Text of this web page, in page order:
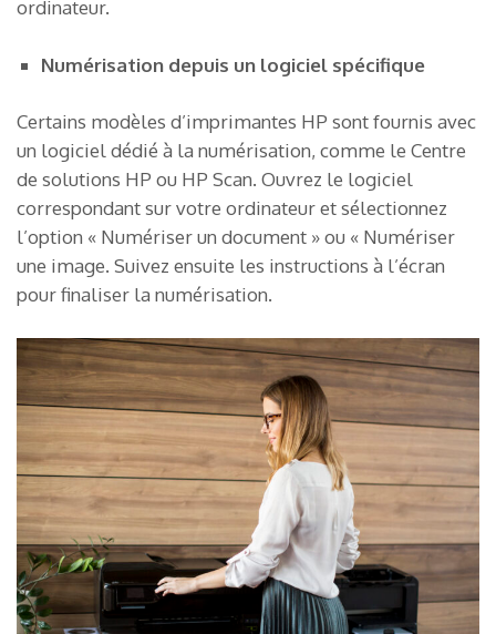
ordinateur.
Numérisation depuis un logiciel spécifique
Certains modèles d’imprimantes HP sont fournis avec
un logiciel dédié à la numérisation, comme le Centre
de solutions HP ou HP Scan. Ouvrez le logiciel
correspondant sur votre ordinateur et sélectionnez
l’option « Numériser un document » ou « Numériser
une image. Suivez ensuite les instructions à l’écran
pour finaliser la numérisation.